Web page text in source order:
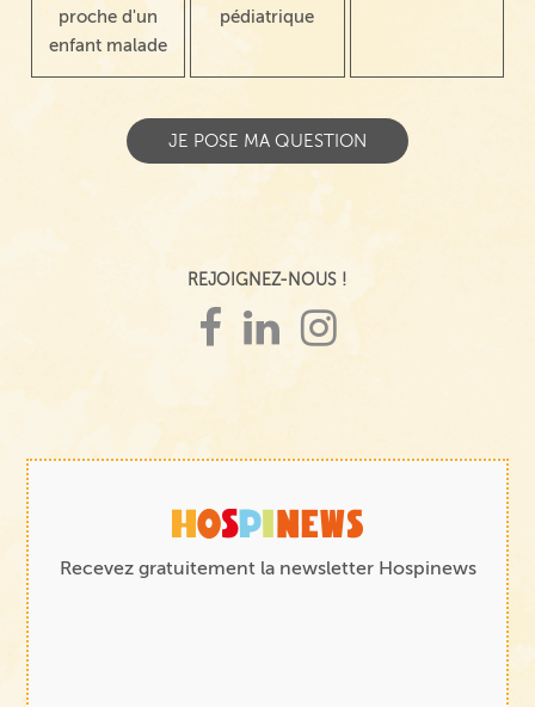
proche d'un
enfant malade
pédiatrique
REJOIGNEZ-NOUS !
Recevez gratuitement la newsletter Hospinews